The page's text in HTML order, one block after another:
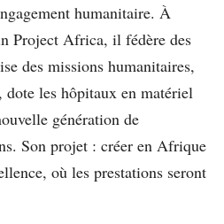
humanitaire. À
Project Africa, il fédère des
des missions humanitaires,
dote les hôpitaux en matériel
génération de
Son projet : créer en Afrique
où les prestations seront